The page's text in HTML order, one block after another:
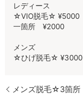
レディース
☆VIO脱毛☆ ¥5000
一箇所 ¥2000
メンズ
☆ひげ脱毛☆ ¥3000
メンズ脱毛☆3箇所